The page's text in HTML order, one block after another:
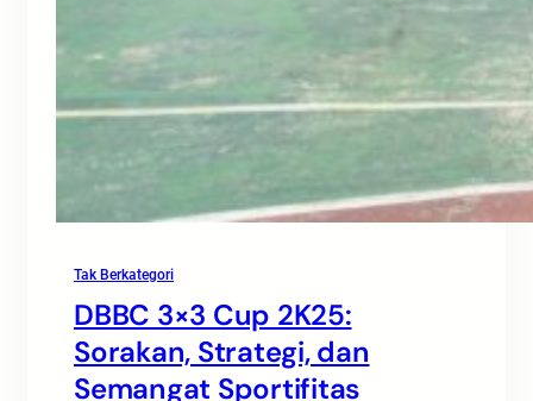
Tak Berkategori
DBBC 3×3 Cup 2K25:
Sorakan, Strategi, dan
Semangat Sportifitas